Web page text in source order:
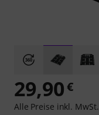
29,90€
Alle Preise inkl. MwSt.